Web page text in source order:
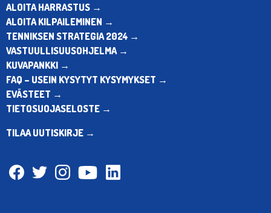
ALOITA HARRASTUS →
ALOITA KILPAILEMINEN →
TENNIKSEN STRATEGIA 2024 →
VASTUULLISUUSOHJELMA →
KUVAPANKKI →
FAQ – USEIN KYSYTYT KYSYMYKSET →
EVÄSTEET →
TIETOSUOJASELOSTE →
TILAA UUTISKIRJE →